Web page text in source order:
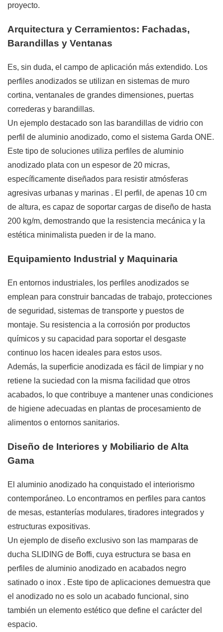
proyecto.
Arquitectura y Cerramientos: Fachadas,
Barandillas y Ventanas
Es, sin duda, el campo de aplicación más extendido. Los
perfiles anodizados se utilizan en sistemas de muro
cortina, ventanales de grandes dimensiones, puertas
correderas y barandillas.
Un ejemplo destacado son las barandillas de vidrio con
perfil de aluminio anodizado, como el sistema Garda ONE.
Este tipo de soluciones utiliza perfiles de aluminio
anodizado plata con un espesor de 20 micras,
específicamente diseñados para resistir atmósferas
agresivas urbanas y marinas . El perfil, de apenas 10 cm
de altura, es capaz de soportar cargas de diseño de hasta
200 kg/m, demostrando que la resistencia mecánica y la
estética minimalista pueden ir de la mano.
Equipamiento Industrial y Maquinaria
En entornos industriales, los perfiles anodizados se
emplean para construir bancadas de trabajo, protecciones
de seguridad, sistemas de transporte y puestos de
montaje. Su resistencia a la corrosión por productos
químicos y su capacidad para soportar el desgaste
continuo los hacen ideales para estos usos.
Además, la superficie anodizada es fácil de limpiar y no
retiene la suciedad con la misma facilidad que otros
acabados, lo que contribuye a mantener unas condiciones
de higiene adecuadas en plantas de procesamiento de
alimentos o entornos sanitarios.
Diseño de Interiores y Mobiliario de Alta
Gama
El aluminio anodizado ha conquistado el interiorismo
contemporáneo. Lo encontramos en perfiles para cantos
de mesas, estanterías modulares, tiradores integrados y
estructuras expositivas.
Un ejemplo de diseño exclusivo son las mamparas de
ducha SLIDING de Boffi, cuya estructura se basa en
perfiles de aluminio anodizado en acabados negro
satinado o inox . Este tipo de aplicaciones demuestra que
el anodizado no es solo un acabado funcional, sino
también un elemento estético que define el carácter del
espacio.